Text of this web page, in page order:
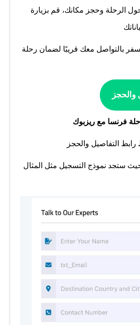
الرحلة وحجز مكانك، قم بزيارة
بالتواصل معك قريبًا لضمان رحلة
والحجز
فرنسا مع ريزبوك
رابط التفاصيل والحجز
ستجد نموذج التسجيل مثل المثال